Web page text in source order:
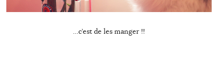
…c’est de les manger !!